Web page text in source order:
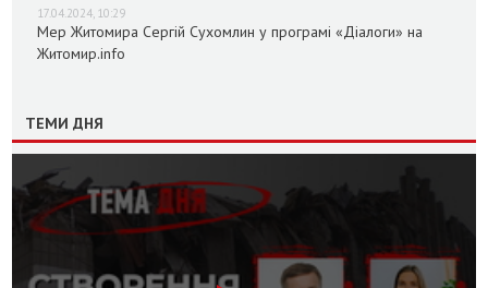
17.04.2024, 10:29
Мер Житомира Сергій Сухомлин у програмі «Діалоги» на
Житомир.info
ТЕМИ ДНЯ